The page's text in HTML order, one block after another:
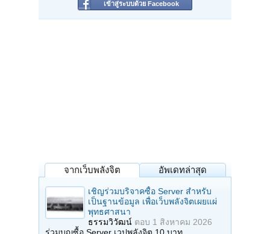
เข้าสู่ระบบด้วย Facebook
จากเว็บพลังจิต อัพเดทล่าสุด
เชิญร่วมบริจาคซื้อ Server สำหรับ
เป็นฐานข้อมูล เพื่อเว็บพลังจิตเผยแผ่
พุทธศาสนา
ธรรมวิวัฒน์ ตอบ 1 สิงหาคม 2026